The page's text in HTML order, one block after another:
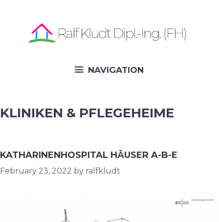
NAVIGATION
KLINIKEN & PFLEGEHEIME
KATHARINENHOSPITAL HÄUSER A-B-E
February 23, 2022 by ralfkludt